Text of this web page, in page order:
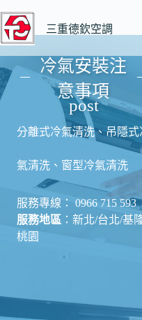
至
主
要
內
容
三重德欽空調
冷氣安裝注
意事項
post
分離式冷氣清洗、吊隱式
氣清洗、窗型冷氣清洗
服務專線： 0966 715 593
服務地區 ：新北/台北/基
桃園